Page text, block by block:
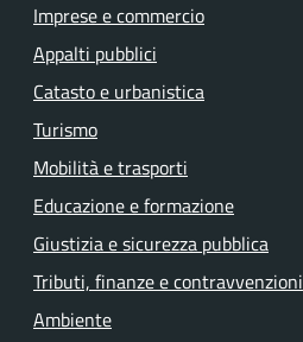
Imprese e commercio
Appalti pubblici
Catasto e urbanistica
Turismo
Mobilità e trasporti
Educazione e formazione
Giustizia e sicurezza pubblica
Tributi, finanze e contravvenzioni
Ambiente